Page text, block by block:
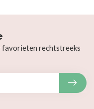
favorieten rechtstreeks